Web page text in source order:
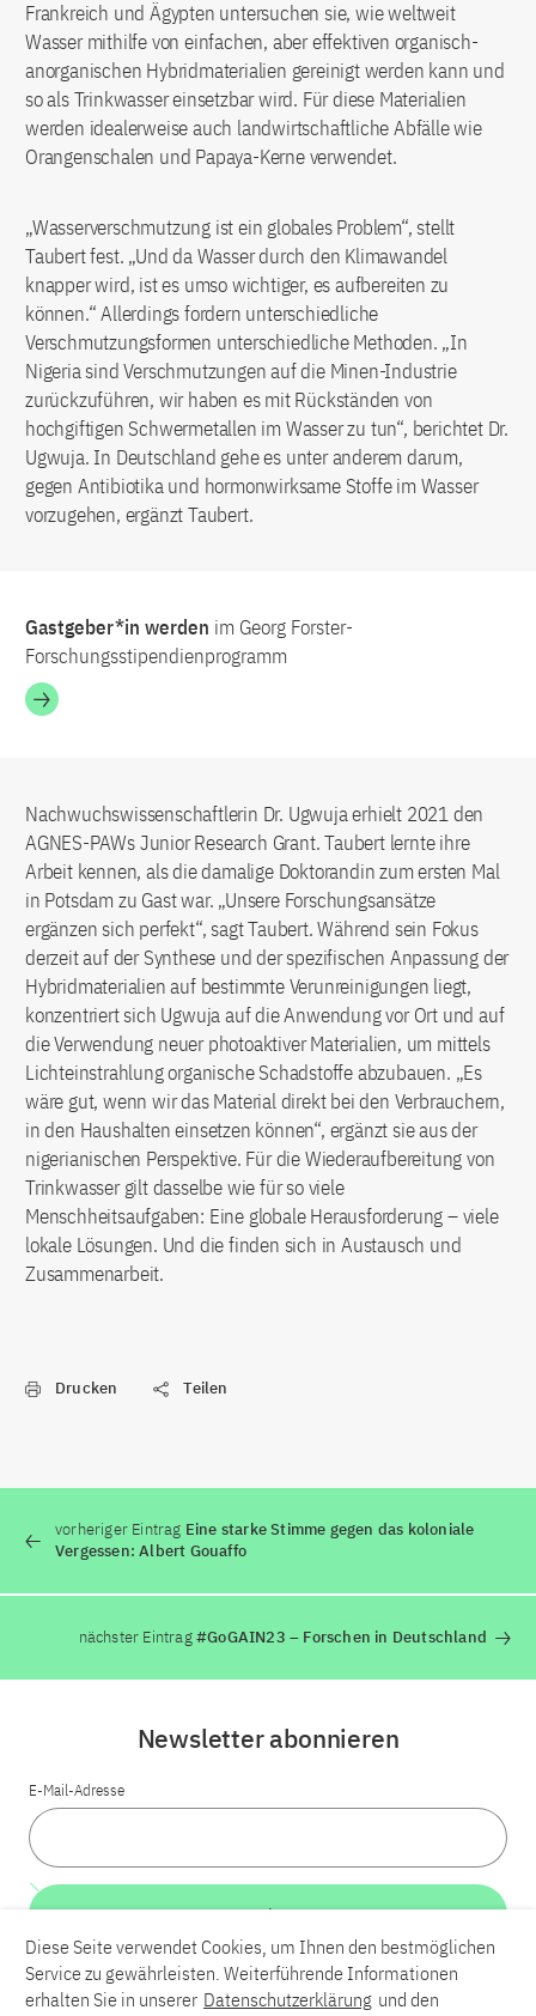
Frankreich und Ägypten untersuchen sie, wie weltweit
Wasser mithilfe von einfachen, aber effektiven organisch-
anorganischen Hybridmaterialien gereinigt werden kann und
so als Trinkwasser einsetzbar wird. Für diese Materialien
werden idealerweise auch landwirtschaftliche Abfälle wie
Orangenschalen und Papaya-Kerne verwendet.
„Wasserverschmutzung ist ein globales Problem“, stellt
Taubert fest. „Und da Wasser durch den Klimawandel
knapper wird, ist es umso wichtiger, es aufbereiten zu
können.“ Allerdings fordern unterschiedliche
Verschmutzungsformen unterschiedliche Methoden. „In
Nigeria sind Verschmutzungen auf die Minen-Industrie
zurückzuführen, wir haben es mit Rückständen von
hochgiftigen Schwermetallen im Wasser zu tun“, berichtet Dr.
Ugwuja. In Deutschland gehe es unter anderem darum,
gegen Antibiotika und hormonwirksame Stoffe im Wasser
vorzugehen, ergänzt Taubert.
Gastgeber*in werden im Georg Forster-
Forschungsstipendienprogramm
Nachwuchswissenschaftlerin Dr. Ugwuja erhielt 2021 den
AGNES-PAWs Junior Research Grant. Taubert lernte ihre
Arbeit kennen, als die damalige Doktorandin zum ersten Mal
in Potsdam zu Gast war. „Unsere Forschungsansätze
ergänzen sich perfekt“, sagt Taubert. Während sein Fokus
derzeit auf der Synthese und der spezifischen Anpassung der
Hybridmaterialien auf bestimmte Verunreinigungen liegt,
konzentriert sich Ugwuja auf die Anwendung vor Ort und auf
die Verwendung neuer photoaktiver Materialien, um mittels
Lichteinstrahlung organische Schadstoffe abzubauen. „Es
wäre gut, wenn wir das Material direkt bei den Verbrauchern,
in den Haushalten einsetzen können“, ergänzt sie aus der
nigerianischen Perspektive. Für die Wiederaufbereitung von
Trinkwasser gilt dasselbe wie für so viele
Menschheitsaufgaben: Eine globale Herausforderung – viele
lokale Lösungen. Und die finden sich in Austausch und
Zusammenarbeit.
Drucken Teilen
vorheriger Eintrag Eine starke Stimme gegen das koloniale
Vergessen: Albert Gouaffo
nächster Eintrag#GoGAIN23 – Forschen in Deutschland
LinkedInBlueskyYouTube
Newsletter abonnieren
E-Mail-Adresse
Weiter
Diese Seite verwendet Cookies, um Ihnen den bestmöglichen
Service zu gewährleisten. Weiterführende Informationen
erhalten Sie in unserer Datenschutzerklärung und den